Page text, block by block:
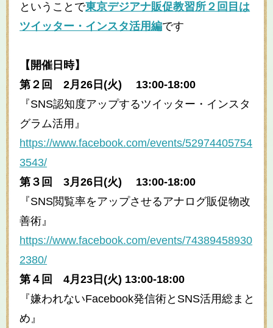
ということで東京デジアナ販促教習所２回目は
ツイッター・インスタ活用編です
【開催日時】
第２回 2月26日(火) 13:00-18:00
『SNS認知度アップするツイッター・インスタ
グラム活用』
https://www.facebook.com/events/52974405754
3543/
第３回 3月26日(火) 13:00-18:00
『SNS閲覧率をアップさせるアナログ販促物改
善術』
https://www.facebook.com/events/74389458930
2380/
第４回 4月23日(火) 13:00-18:00
『嫌われないFacebook発信術とSNS活用総まと
め』